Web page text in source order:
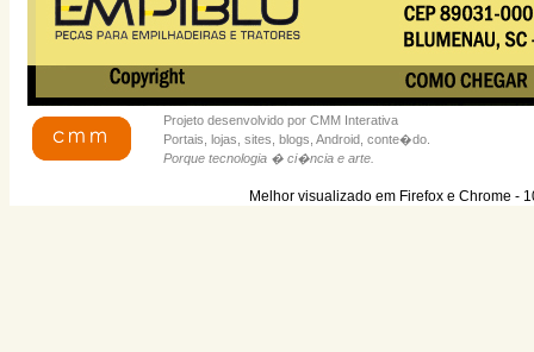
Projeto desenvolvido por CMM Interativa
Portais, lojas, sites, blogs, Android, conte�do.
Porque tecnologia � ci�ncia e arte.
Melhor visualizado em Firefox e Chrome -